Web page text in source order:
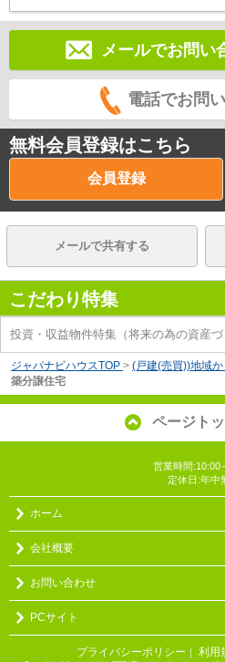
メールでお問い
電話でお問
無料会員登録はこちら
会員登録
メールで共有する
こだわり特集
投資・収益物件特集（将来の為の資産づ
ジャパナビハウスTOP > (戸建(売買))地域
築分譲住宅
ページト
営業時間:10:00
定休日:年中
ホーム
会社概要
お問い合わせ
PCサイト
プライバシーポリシー ｜ 利用